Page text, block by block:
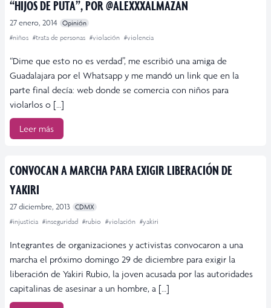
“HIJOS DE PUTA”, POR @ALEXXXALMAZAN
27 enero, 2014
Opinión
#niños #trata de personas #violación #violencia
“Dime que esto no es verdad”, me escribió una amiga de
Guadalajara por el Whatsapp y me mandó un link que en la
parte final decía: web donde se comercia con niños para
violarlos o […]
Leer más
CONVOCAN A MARCHA PARA EXIGIR LIBERACIÓN DE
YAKIRI
27 diciembre, 2013 CDMX
#injusticia #inseguridad #rubio #violación #yakiri
Integrantes de organizaciones y activistas convocaron a una
marcha el próximo domingo 29 de diciembre para exigir la
liberación de Yakiri Rubio, la joven acusada por las autoridades
capitalinas de asesinar a un hombre, a […]